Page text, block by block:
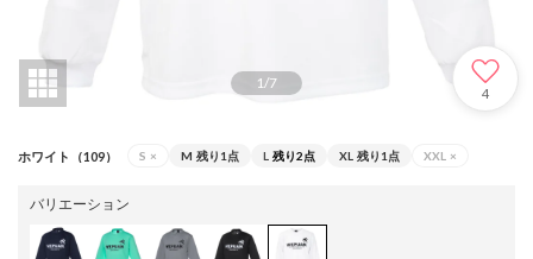
1/7
4
ホワイト（109） S × M 残り1点 L 残り2点 XL 残り1点 XXL ×
バリエーション